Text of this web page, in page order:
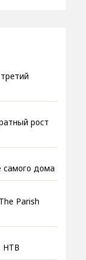
рост
самого дома
Parish
НТВ